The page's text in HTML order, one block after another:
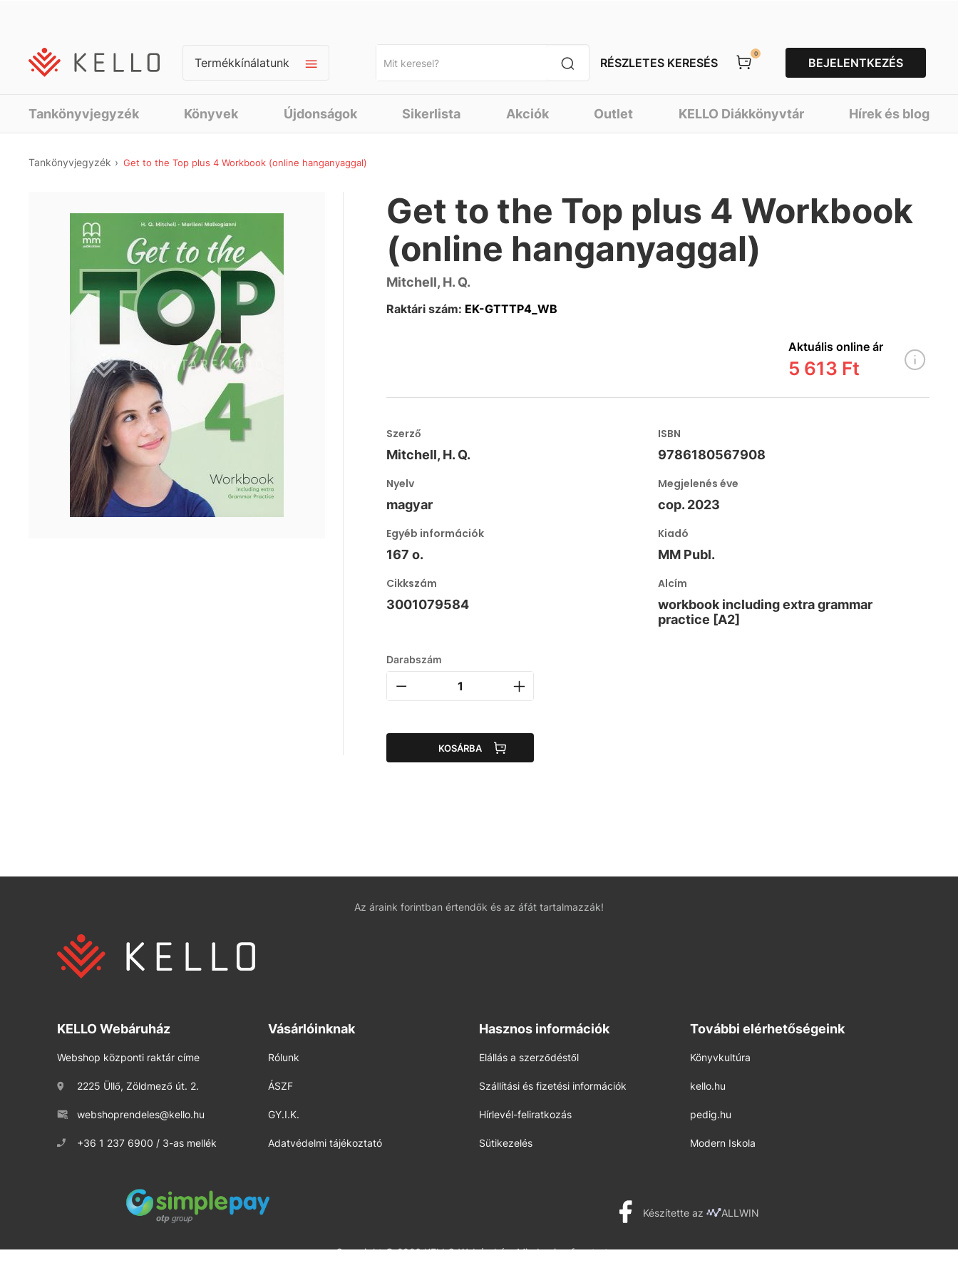
Termékkínálatunk RÉSZLETES KERESÉS
0
BEJELENTKEZÉS
Tankönyvjegyzék Könyvek Újdonságok Sikerlista Akciók Outlet KELLO Diákkönyvtár Hírek és blog
Tankönyvjegyzék Get to the Top plus 4 Workbook (online hanganyaggal)
Get to the Top plus 4 Workbook
(online hanganyaggal)
Mitchell, H. Q.
Raktári szám: EK-GTTTP4_WB
Aktuális online ár
5 613 Ft
Szerző
Mitchell, H. Q.
ISBN
9786180567908
Nyelv
magyar
Megjelenés éve
cop. 2023
Egyéb információk
167 o.
Kiadó
MM Publ.
Cikkszám
3001079584
Alcím
workbook including extra grammar
practice [A2]
Darabszám
KOSÁRBA
Az áraink forintban értendők és az áfát tartalmazzák!
KELLO Webáruház
Webshop központi raktár címe
2225 Üllő, Zöldmező út. 2.
webshoprendeles@kello.hu
+36 1 237 6900 / 3-as mellék
Vásárlóinknak
Rólunk
ÁSZF
GY.I.K.
Adatvédelmi tájékoztató
Hasznos információk
Elállás a szerződéstől
Szállítási és fizetési információk
Hírlevél-feliratkozás
Sütikezelés
További elérhetőségeink
Könyvkultúra
kello.hu
pedig.hu
Modern Iskola
Készítette az ALLWIN
Copyright © 2026 KELLO Webáruház. Minden jog fenntartva.